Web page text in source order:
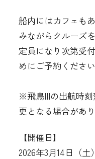
船内にはカフェも
みながらクルーズ
定員になり次第受
めにご予約ください
※飛鳥IIIの出航時
更となる場合があり
【開催日】
2026年3月14日（土）